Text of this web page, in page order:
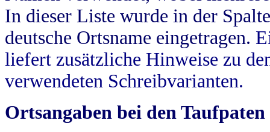
In dieser Liste wurde in der
deutsche Ortsname eingetragen.
liefert zusätzliche Hinweise zu
verwendeten Schreibvarianten.
Ortsangaben bei den Taufpaten